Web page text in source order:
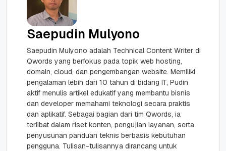
Saepudin Mulyono
Saepudin Mulyono adalah Technical Content Writer di
Qwords yang berfokus pada topik web hosting,
domain, cloud, dan pengembangan website. Memiliki
pengalaman lebih dari 10 tahun di bidang IT, Pudin
aktif menulis artikel edukatif yang membantu bisnis
dan developer memahami teknologi secara praktis
dan aplikatif. Sebagai bagian dari tim Qwords, ia
terlibat dalam riset konten, pengujian layanan, serta
penyusunan panduan teknis berbasis kebutuhan
pengguna. Tulisan-tulisannya dirancang untuk